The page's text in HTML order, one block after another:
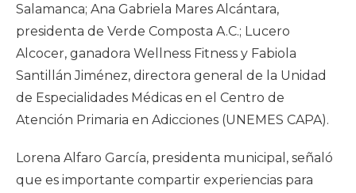
Salamanca; Ana Gabriela Mares Alcántara,
presidenta de Verde Composta A.C.; Lucero
Alcocer, ganadora Wellness Fitness y Fabiola
Santillán Jiménez, directora general de la Unidad
de Especialidades Médicas en el Centro de
Atención Primaria en Adicciones (UNEMES CAPA).
Lorena Alfaro García, presidenta municipal, señaló
que es importante compartir experiencias para